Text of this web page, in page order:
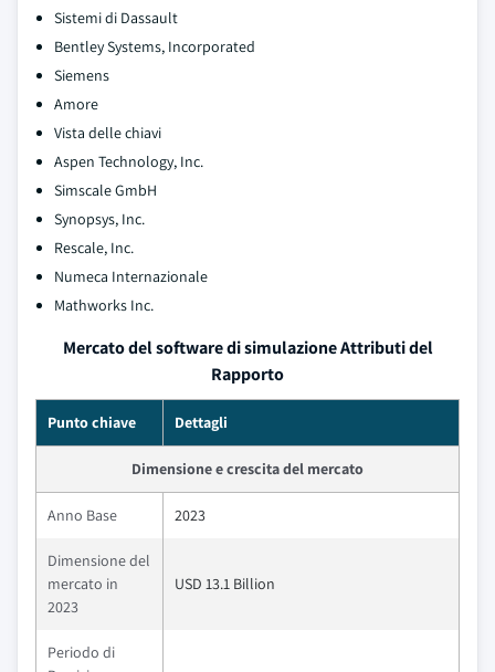
Sistemi di Dassault
Bentley Systems, Incorporated
Siemens
Amore
Vista delle chiavi
Aspen Technology, Inc.
Simscale GmbH
Synopsys, Inc.
Rescale, Inc.
Numeca Internazionale
Mathworks Inc.
Mercato del software di simulazione Attributi del
Rapporto
Punto chiave Dettagli
Dimensione e crescita del mercato
Anno Base 2023
Dimensione del
mercato in
2023
USD 13.1 Billion
Periodo di